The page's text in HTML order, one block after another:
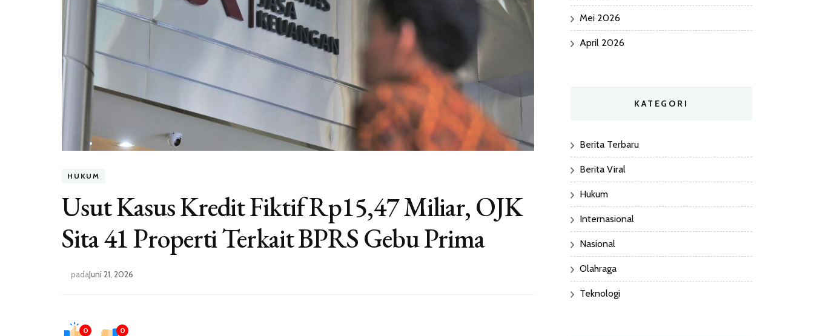
HUKUM
Usut Kasus Kredit Fiktif Rp15,47 Miliar, OJK
Sita 41 Properti Terkait BPRS Gebu Prima
padaJuni 21, 2026
0 0
Mei 2026
April 2026
KATEGORI
Berita Terbaru
Berita Viral
Hukum
Internasional
Nasional
Olahraga
Teknologi